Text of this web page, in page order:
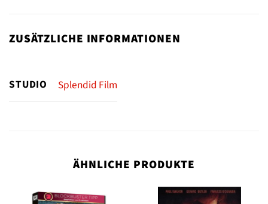
ZUSÄTZLICHE INFORMATIONEN
STUDIO Splendid Film
ÄHNLICHE PRODUKTE